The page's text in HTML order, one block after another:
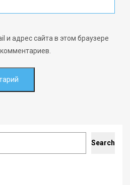
и адрес сайта в этом браузере
Search